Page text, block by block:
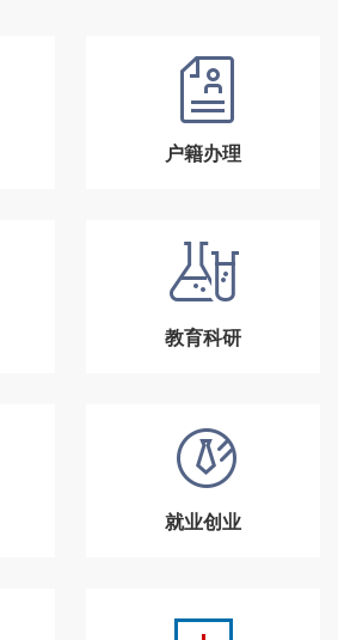
户籍办理
教育科研
就业创业